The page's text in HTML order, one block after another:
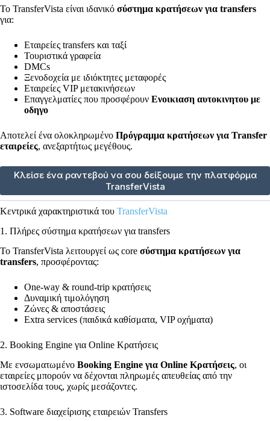
Το TransferVista είναι ιδανικό σύστημα κρατήσεων για transfers
για:
Εταιρείες transfers και ταξί
Τουριστικά γραφεία
DMCs
Ξενοδοχεία με ιδιόκτητες μεταφορές
Εταιρείες VIP μετακινήσεων
Επαγγελματίες που προσφέρουν Ενοικιαση αυτοκινητου με
οδηγο
Αποτελεί ένα ολοκληρωμένο Πρόγραμμα κρατήσεων για Transfer
εταιρείες, ανεξαρτήτως μεγέθους.
Κλείσε ένα ραντεβού να σου δείξουμε την πλατφόρμα
TransferVista
Κεντρικά χαρακτηριστικά του TransferVista
1. Πλήρες σύστημα κρατήσεων για transfers
Το TransferVista λειτουργεί ως core σύστημα κρατήσεων για
transfers, προσφέροντας:
One-way & round-trip κρατήσεις
Δυναμική τιμολόγηση
Ζώνες & αποστάσεις
Extra services (παιδικά καθίσματα, VIP οχήματα)
2. Booking Engine για Online Κρατήσεις
Με ενσωματωμένο Booking Engine για Online Κρατήσεις, οι
εταιρείες μπορούν να δέχονται πληρωμές απευθείας από την
ιστοσελίδα τους, χωρίς μεσάζοντες.
3. Software διαχείρισης εταιρειών Transfers